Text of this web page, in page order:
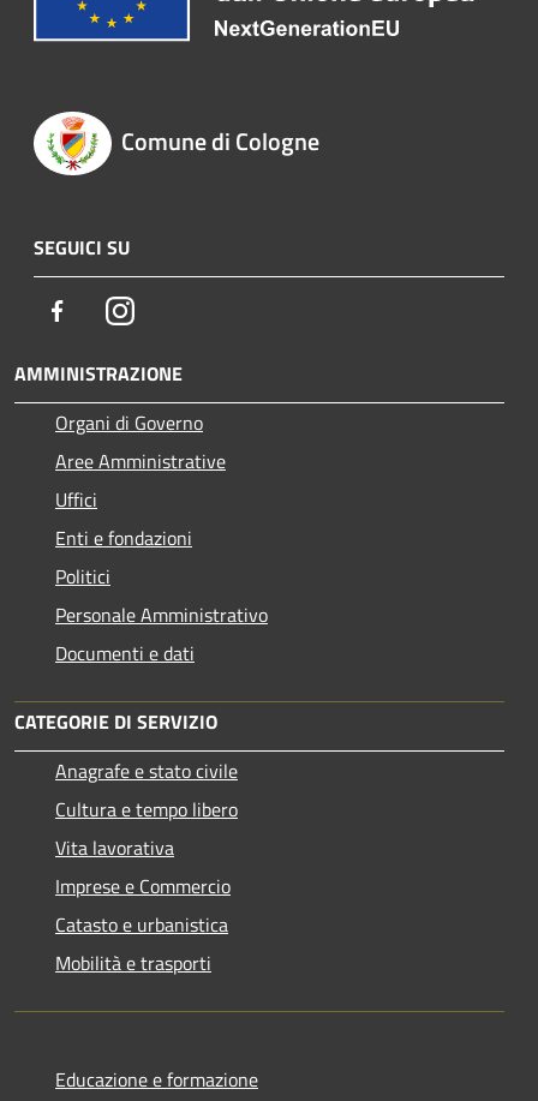
Comune di Cologne
SEGUICI SU
FacebookInstagram
AMMINISTRAZIONE
Organi di Governo
Aree Amministrative
Uffici
Enti e fondazioni
Politici
Personale Amministrativo
Documenti e dati
CATEGORIE DI SERVIZIO
Anagrafe e stato civile
Cultura e tempo libero
Vita lavorativa
Imprese e Commercio
Catasto e urbanistica
Mobilità e trasporti
Educazione e formazione